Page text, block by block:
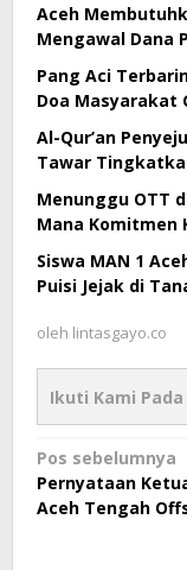
Aceh
Mengawal Dana
Pang Aci
Doa Masyarakat
Al-Qur’an
Tawar
Menunggu OTT
Mana Komitmen
Siswa MAN 1
Puisi Jejak di
oleh lintasgayo.co
Ikuti Kami Pada
Navigasi
pos
Pos sebelumnya
Pernyataan
Aceh Tengah